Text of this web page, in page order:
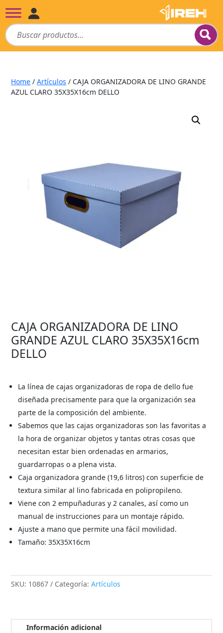
Home /Artículos / CAJA ORGANIZADORA DE LINO GRANDE
AZUL CLARO 35X35X16cm DELLO
CAJA ORGANIZADORA DE LINO
GRANDE AZUL CLARO 35X35X16cm
DELLO
La línea de cajas organizadoras de ropa de dello fue
diseñada precisamente para que la organización sea
parte de la composición del ambiente.
Sabemos que las cajas organizadoras son las favoritas a
la hora de organizar objetos y tantas otras cosas que
necesitan estar bien ordenadas en armarios,
guardarropas o a plena vista.
Caja organizadora grande (19,6 litros) con superficie de
textura similar al lino fabricada en polipropileno.
Viene con 2 empuñaduras y 2 canales, así como un
manual de instrucciones para un montaje rápido.
Ajuste a mano que permite una fácil movilidad.
Tamaño: 35X35X16cm
SKU: 10867 Categoría:Artículos
Información adicional